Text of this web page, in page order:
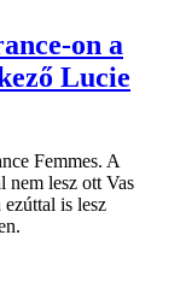
on a
Lucie
Femmes. A
nem lesz ott Vas
is lesz